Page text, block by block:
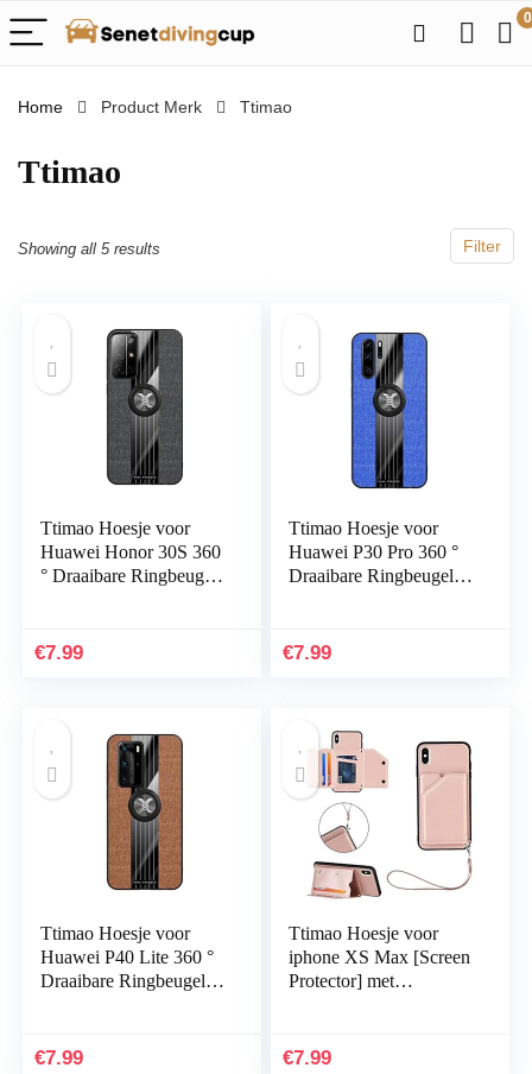
0
Home Product Merk ‎Ttimao
‎Ttimao
Filter
Showing all 5 results
Ttimao Hoesje voor
Huawei Honor 30S 360
° Draaibare Ringbeugel
Telefoonhoes+1*Screen
€7.99
Ttimao Hoesje voor
Huawei P30 Pro 360 °
Draaibare Ringbeugel
Telefoonhoes+1*Screen
€7.99
Ttimao Hoesje voor
Huawei P40 Lite 360 °
Draaibare Ringbeugel
Telefoonhoes+1*Screen
€7.99
Ttimao Hoesje voor
iphone XS Max [Screen
Protector] met
Wallet Cover Case…
€7.99